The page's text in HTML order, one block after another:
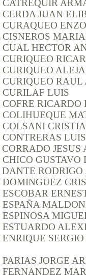
CATREQUIR
CERDA JUAN
CURAQUEO
CISNEROS
CUAL HECTOR
CURIQUEO
CURIQUEO
CURIQUEO RAUL
CURILAF LUIS
COFRE
COLIHUEQUE
COLSANI
CONTRERAS
JESUS
CHICO
DANTE
DOMINGUEZ
ESCOBAR
ESPAÑA
ESPINOSA
ESTUARDO
ENRIQUE
PARIAS JORGE
FERNANDEZ